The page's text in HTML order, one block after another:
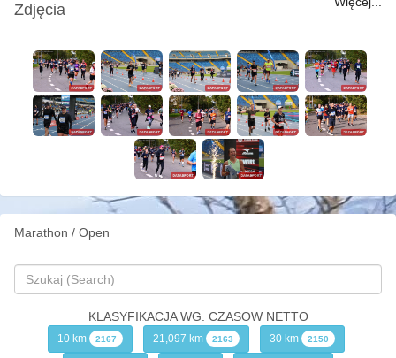
Zdjęcia
Marathon / Open
KLASYFIKACJA WG. CZASOW NETTO
10 km 2167 21,097 km 2163 30 km 2150